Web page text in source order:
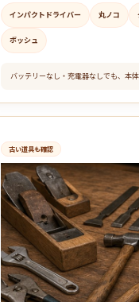
インパクトドライバー 丸ノコ
ボッシュ
バッテリーなし・充電器なしでも、本体
古い道具も確認